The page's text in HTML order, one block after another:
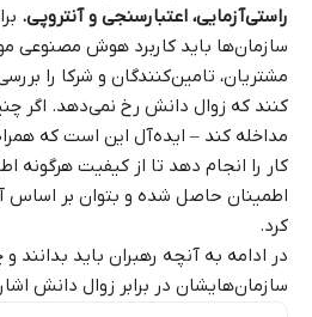
راستی‌آزمایی، اعتبارسنجی و آنتروپی.
سازمان‌ها باید کاربرد هوش مصنوعی
مشتریان، تامین‌کنندگان و شرکا را
کنند که زوال دانش رخ نمی‌دهد. اگر
مداخله کند – ایده‌آل این است که
کار را انجام دهد تا از کیفیت هرگونه
اطمینان حاصل شده و بتوان بر اساس
کرد.
در ادامه به آنچه رهبران باید بدانند
سازمان‌هایشان در برابر زوال دانش